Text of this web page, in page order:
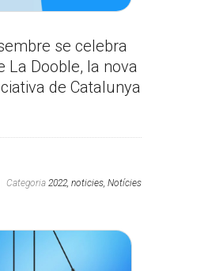
se celebra
La Dooble, la nova
de Catalunya
Categoria 2022, noticies, Notícies